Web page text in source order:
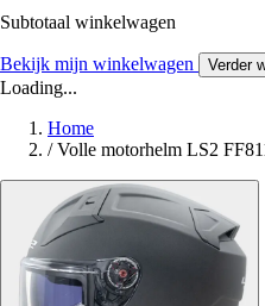
Subtotaal winkelwagen
Bekijk mijn winkelwagen Verder
Loading...
Home
/ Volle motorhelm LS2